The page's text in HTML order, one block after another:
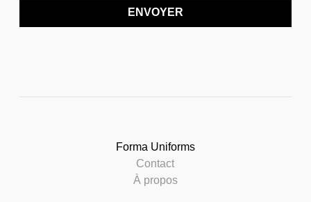
ENVOYER
Forma Uniforms
Contact
À propos